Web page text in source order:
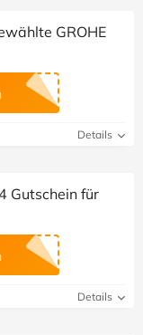
GROHE
Details
Gutschein für
Details